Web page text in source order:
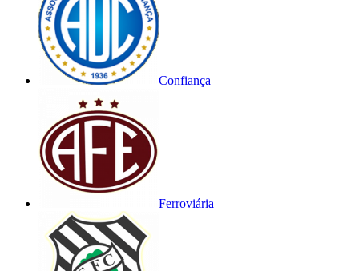
Confiança
Ferroviária